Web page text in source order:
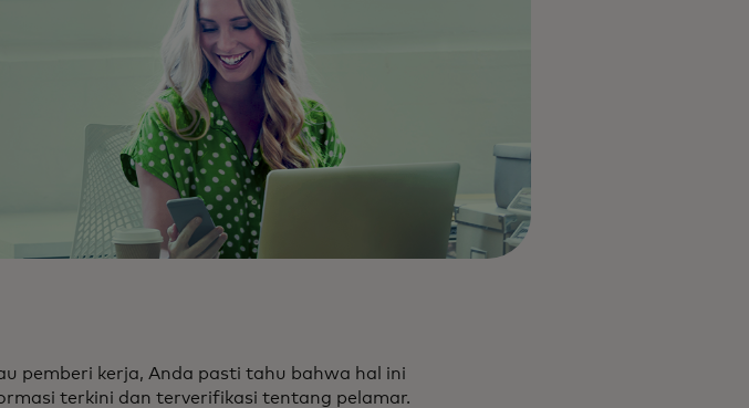
pemberi kerja, Anda pasti tahu bahwa hal ini
terkini dan terverifikasi tentang pelamar.